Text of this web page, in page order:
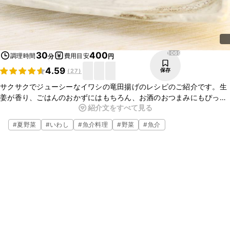
調理時間 30分 費用目安400円
4.59 (27)
1069
保存
サクサクでジューシーなイワシの竜田揚げのレシピのご紹介です。生
姜が香り、ごはんのおかずにはもちろん、お酒のおつまみにもぴった
りな一品に仕上がっています。ぜひ作ってみてください。
紹介文をすべて見る
#夏野菜 #いわし #魚介料理 #野菜 #魚介